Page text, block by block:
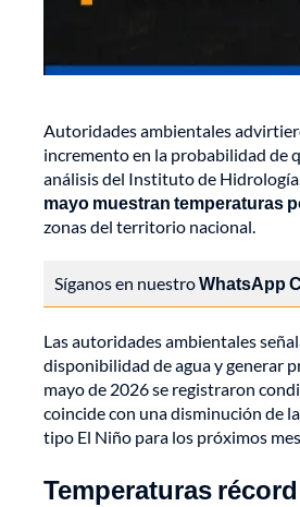
Autoridades ambientales
incremento en la probabilidad de
análisis del Instituto de
mayo muestran temperaturas
zonas del territorio nacional.
Síganos en nuestroWhatsApp
Las autoridades ambientales
disponibilidad de agua y generar
mayo de 2026 se registraron
coincide con una disminución de
tipo El Niño para los próximos
Temperaturas